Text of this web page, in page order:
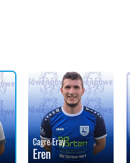
Cagre Eray
Eren